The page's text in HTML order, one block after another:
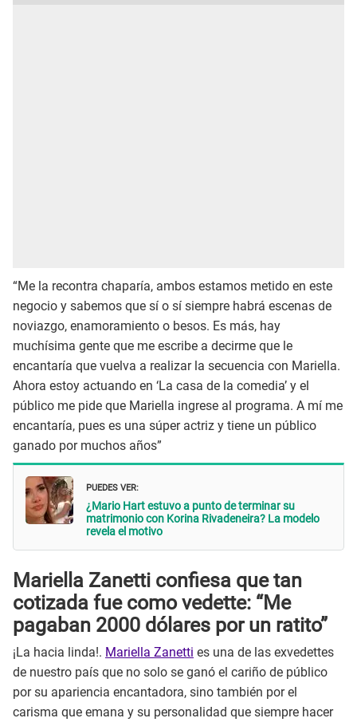
“Me la recontra chaparía, ambos estamos metido en este
negocio y sabemos que sí o sí siempre habrá escenas de
noviazgo, enamoramiento o besos. Es más, hay
muchísima gente que me escribe a decirme que le
encantaría que vuelva a realizar la secuencia con Mariella.
Ahora estoy actuando en ‘La casa de la comedia’ y el
público me pide que Mariella ingrese al programa. A mí me
encantaría, pues es una súper actriz y tiene un público
ganado por muchos años”
PUEDES VER:
¿Mario Hart estuvo a punto de terminar su
matrimonio con Korina Rivadeneira? La modelo
revela el motivo
Mariella Zanetti confiesa que tan
cotizada fue como vedette: “Me
pagaban 2000 dólares por un ratito”
¡La hacia linda!. Mariella Zanetti es una de las exvedettes
de nuestro país que no solo se ganó el cariño de público
por su apariencia encantadora, sino también por el
carisma que emana y su personalidad que siempre hacer